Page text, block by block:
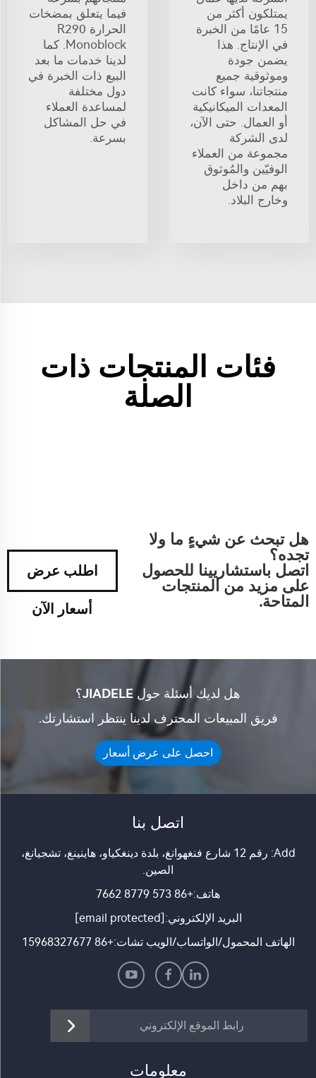
يمتلكون أكثر من
15 عامًا من الخبرة
في الإنتاج. هذا
يضمن جودة
وموثوقية جميع
منتجاتنا، سواء كانت
المعدات الميكانيكية
أو العمال. حتى الآن،
لدى الشركة
مجموعة من العملاء
الوفيّين والمُوثوق
بهم من داخل
وخارج البلاد.
فيما يتعلق بمضخات
الحرارة R290
Monoblock. كما
لدينا خدمات ما بعد
البيع ذات الخبرة في
دول مختلفة
لمساعدة العملاء
في حل المشاكل
بسرعة.
فئات المنتجات ذات
الصلة
هل تبحث عن شيءٍ ما ولا
تجده؟
اتصل باستشاريينا للحصول
على مزيد من المنتجات
المتاحة.
اطلب عرض
أسعار الآن
هل لديك أسئلة حول JIADELE؟
فريق المبيعات المحترف لدينا ينتظر استشارتك.
احصل على عرض أسعار
اتصل بنا
Add: رقم 12 شارع فنغهوانغ، بلدة دينغكياو، هاينينغ، تشجيانغ،
الصين.
هاتف:+86 573 8779 7662
البريد الإلكتروني: [email protected]
الهاتف المحمول/الواتساب/الويب تشات:+86 15968327677
رابط الموقع الإلكتروني
معلومات